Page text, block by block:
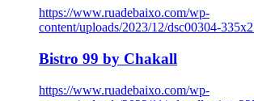
https://www.ruadebaixo.com/wp-
content/uploads/2023/12/dsc00304-
Bistro 99 by Chakall
https://www.ruadebaixo.com/wp-